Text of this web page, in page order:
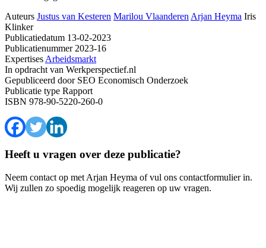
Auteurs Justus van Kesteren Marilou Vlaanderen Arjan Heyma Iris
Klinker
Publicatiedatum 13-02-2023
Publicatienummer2023-16
Expertises Arbeidsmarkt
In opdracht van Werkperspectief.nl
Gepubliceerd doorSEO Economisch Onderzoek
Publicatie type Rapport
ISBN 978-90-5220-260-0
Heeft u vragen over deze publicatie?
Neem contact op met Arjan Heyma of vul ons contactformulier in.
Wij zullen zo spoedig mogelijk reageren op uw vragen.